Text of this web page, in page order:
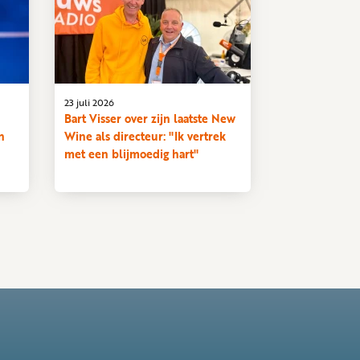
Bart Visser over zijn laatste New
Wine als directeur: "Ik vertrek
met een blijmoedig hart"
23 juli 2026